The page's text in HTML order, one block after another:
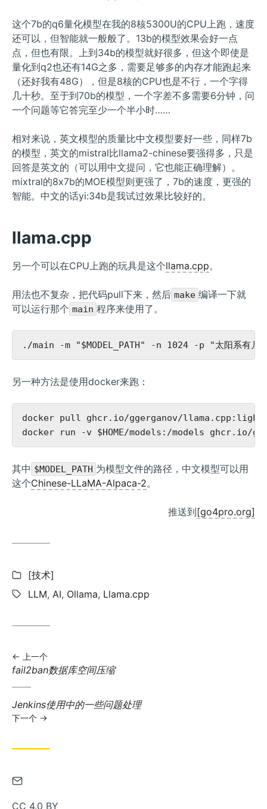
这个7b的q6量化模型在我的8核5300U的CPU上跑，速度
还可以，但智能就一般般了。13b的模型效果会好一点
点，但也有限。上到34b的模型就好很多，但这个即使是
量化到q2也还有14G之多，需要足够多的内存才能跑起来
（还好我有48G），但是8核的CPU也是不行，一个字得
几十秒。至于到70b的模型，一个字差不多需要6分钟，问
一个问题等它答完至少一个半小时……
相对来说，英文模型的质量比中文模型要好一些，同样7b
的模型，英文的mistral比llama2-chinese要强得多，只是
回答是英文的（可以用中文提问，它也能正确理解）。
mixtral的8x7b的MOE模型则更强了，7b的速度，更强的
智能。中文的话yi:34b是我试过效果比较好的。
llama.cpp
另一个可以在CPU上跑的玩具是这个llama.cpp。
用法也不复杂，把代码pull下来，然后 make 编译一下就
可以运行那个 main 程序来使用了。
另一种方法是使用docker来跑：
docker pull ghcr.io/ggerganov/llama.cpp:light
其中 $MODEL_PATH 为模型文件的路径，中文模型可以用
这个Chinese-LLaMA-Alpaca-2。
推送到[go4pro.org]
分
类:
[技术]
标
LLM, AI, Ollama, Llama.cpp
上一个
上
文
章:
fail2ban数据库空间压缩
下
一
Jenkins使用中的一些问题处理
下一个
通
CC 4.0 BY